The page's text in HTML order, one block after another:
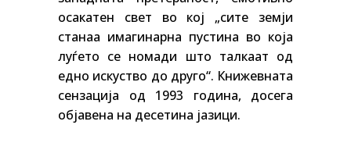
осакатен свет во кој „сите земји
станаа имагинарна пустина во која
луѓето се номади што талкаат од
едно искуство до друго“. Книжевната
сензација од 1993 година, досега
објавена на десетина јазици.